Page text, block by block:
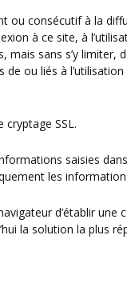
consécutif à la
à ce site, à
sans s’y limiter,
ou liés à l’utilisation
SSL.
saisies
les
d’établir
la solution la plus